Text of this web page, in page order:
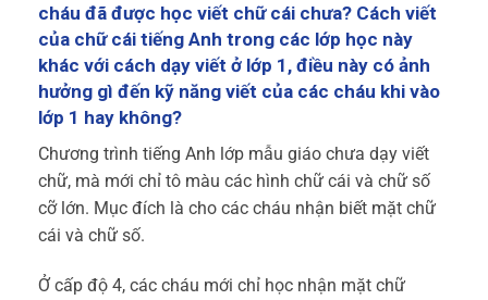
cháu đã được học viết chữ cái chưa? Cách viết
của chữ cái tiếng Anh trong các lớp học này
khác với cách dạy viết ở lớp 1, điều này có ảnh
hưởng gì đến kỹ năng viết của các cháu khi vào
lớp 1 hay không?
Chương trình tiếng Anh lớp mẫu giáo chưa dạy viết
chữ, mà mới chỉ tô màu các hình chữ cái và chữ số
cỡ lớn. Mục đích là cho các cháu nhận biết mặt chữ
cái và chữ số.
Ở cấp độ 4, các cháu mới chỉ học nhận mặt chữ